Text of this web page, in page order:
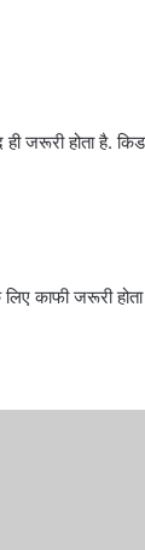
जरूरी होता है.
काफी जरूरी होता